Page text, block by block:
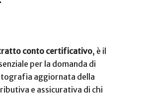
conto certificativo, è il
per la domanda di
aggiornata della
e assicurativa di chi